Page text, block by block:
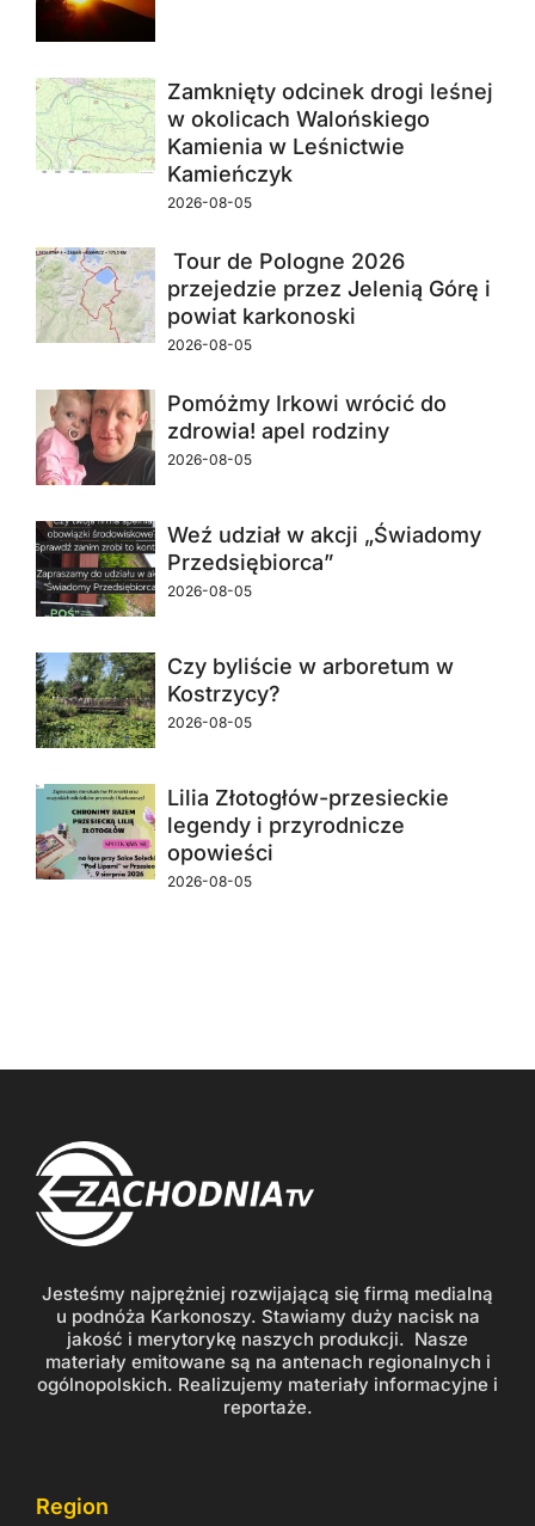
Zamknięty odcinek drogi leśnej
w okolicach Walońskiego
Kamienia w Leśnictwie
Kamieńczyk
2026-08-05
Tour de Pologne 2026
przejedzie przez Jelenią Górę i
powiat karkonoski
2026-08-05
Pomóżmy Irkowi wrócić do
zdrowia! apel rodziny
2026-08-05
Weź udział w akcji „Świadomy
Przedsiębiorca”
2026-08-05
Czy byliście w arboretum w
Kostrzycy?
2026-08-05
Lilia Złotogłów-przesieckie
legendy i przyrodnicze
opowieści
2026-08-05
Jesteśmy najprężniej rozwijającą się firmą medialną
u podnóża Karkonoszy. Stawiamy duży nacisk na
jakość i merytorykę naszych produkcji. Nasze
materiały emitowane są na antenach regionalnych i
ogólnopolskich. Realizujemy materiały informacyjne i
reportaże.
Region